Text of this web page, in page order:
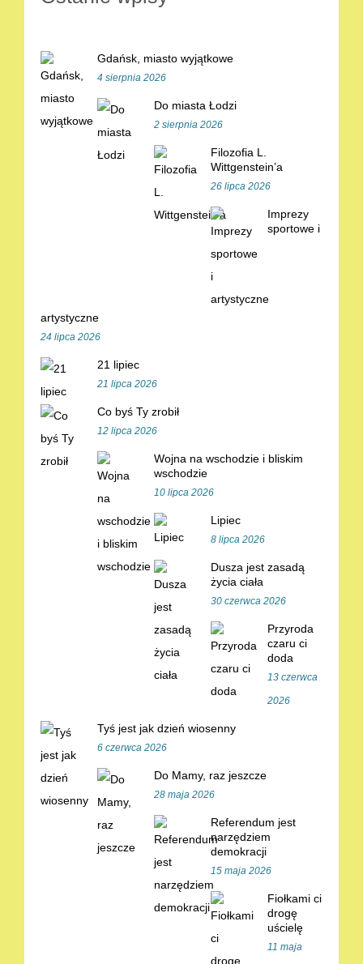
Gdańsk, miasto wyjątkowe
4 sierpnia 2026
Do miasta Łodzi
2 sierpnia 2026
Filozofia L.
Wittgenstein’a
26 lipca 2026
Imprezy
sportowe i
artystyczne
24 lipca 2026
21 lipiec
21 lipca 2026
Co byś Ty zrobił
12 lipca 2026
Wojna na wschodzie i bliskim
wschodzie
10 lipca 2026
Lipiec
8 lipca 2026
Dusza jest zasadą
życia ciała
30 czerwca 2026
Przyroda
czaru ci
doda
13 czerwca
2026
Tyś jest jak dzień wiosenny
6 czerwca 2026
Do Mamy, raz jeszcze
28 maja 2026
Referendum jest
narzędziem
demokracji
15 maja 2026
Fiołkami ci
drogę
uścielę
11 maja